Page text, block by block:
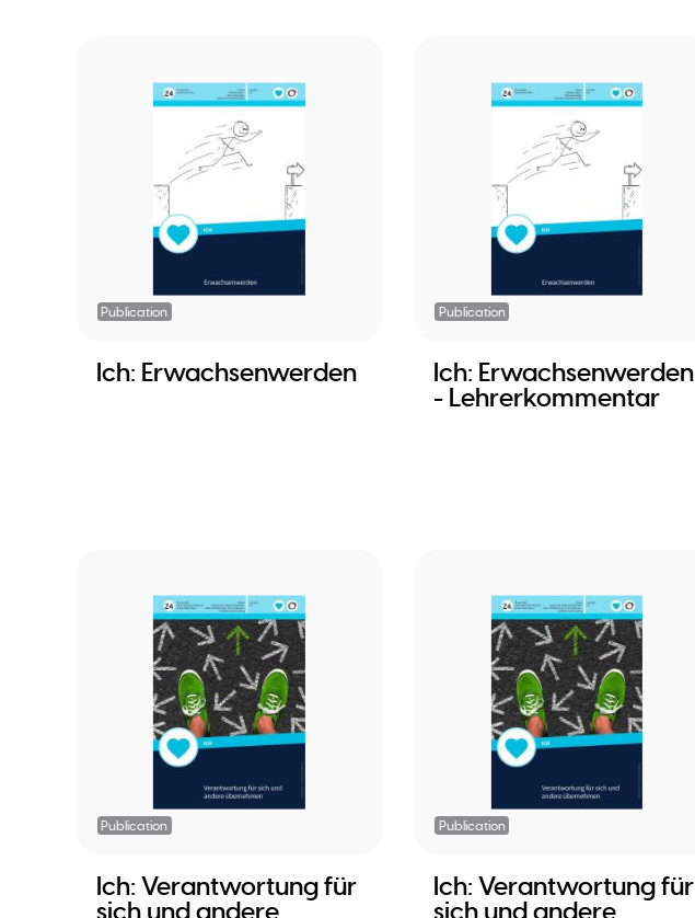
Publication
Ich: Erwachsenwerden
Publication
Ich: Erwachsenwerden
- Lehrerkommentar
Publication
Ich: Verantwortung für
Publication
Ich: Verantwortung für